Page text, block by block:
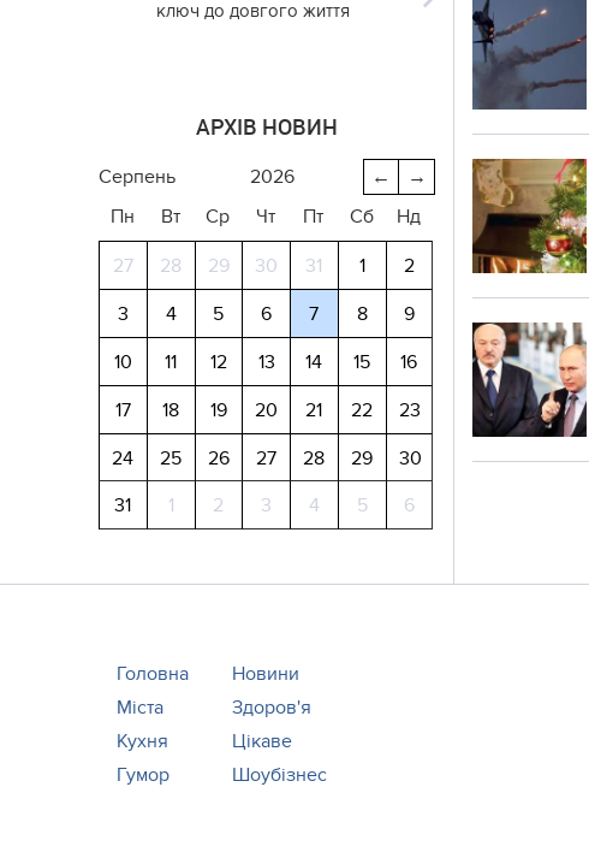
ключ до довгого життя
АРХІВ НОВИН
→
←
серпень
2026
Пн
Вт Ср Чт Пт Сб Нд
27 28 29 30 31 1
2
3
4 5 6 7 8
9
10
11 12 13 14 15
16
17
18 19 20 21 22
23
24
25 26 27 28 29
30
31
1 2 3 4 5 6
Головна
Новини
Міста
Здоров'я
Кухня
Цікаве
Гумор
Шоубізнес